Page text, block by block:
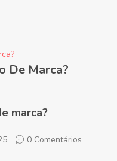
De Marca?
marca?
0 Comentários